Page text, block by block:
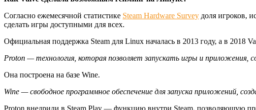
Согласно ежемесячной статистике Steam Hardware Survey доля игроков,
сделать игры доступными для всех.
Официальная поддержка Steam для Linux началась в 2013 году, а в 2018
Proton — технология, которая позволяет запускать игры и приложения,
Она построена на базе Wine.
Wine — свободное программное обеспечение для запуска приложений,